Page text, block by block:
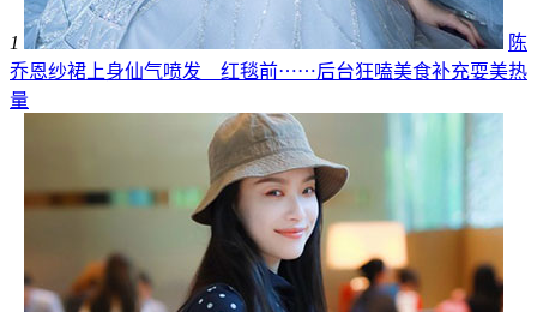
1
陈
乔恩纱裙上身仙气喷发 红毯前⋯⋯后台狂嗑美食补充耍美热
量